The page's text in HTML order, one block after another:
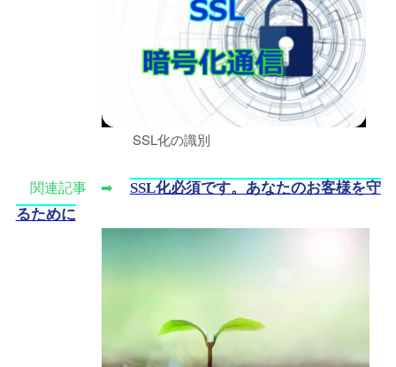
SSL化の識別
関連記事 ➡
SSL化必須です。あなたのお客様を守
るために